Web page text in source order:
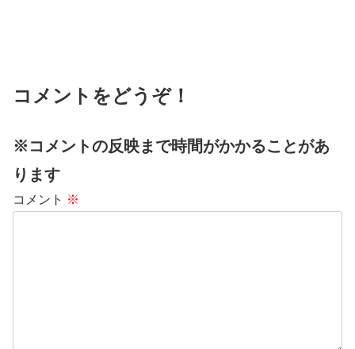
コメントをどうぞ！
※コメントの反映まで時間がかかることがあ
ります
コメント ※